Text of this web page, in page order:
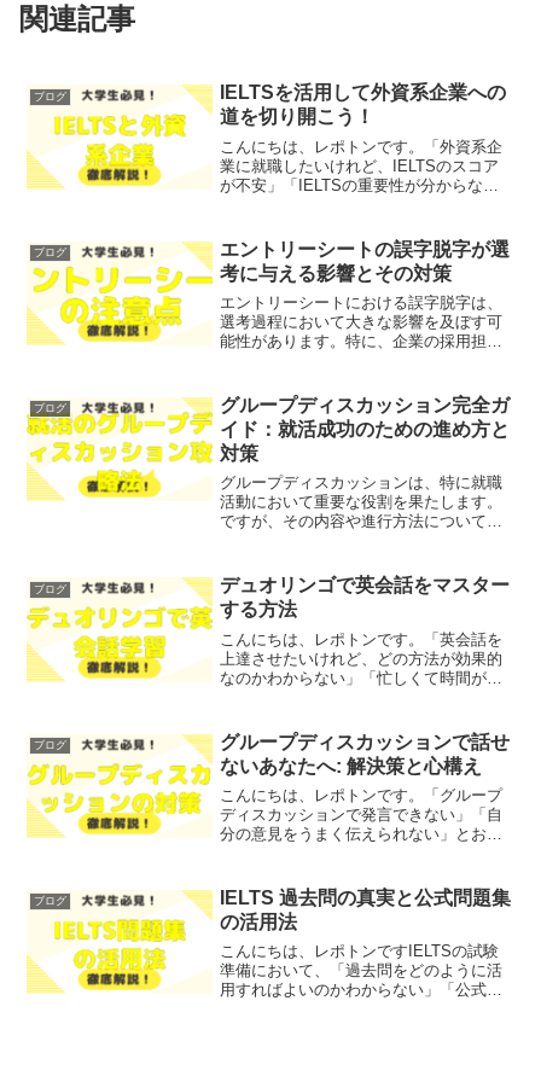
関連記事
ブログ
IELTSを活用して外資系企業への
道を切り開こう！
こんにちは、レポトンです。「外資系企
業に就職したいけれど、IELTSのスコア
が不安」「IELTSの重要性が分からな
ために必要なIELTSの知識を、わかりや
すく解説します...
ブログ
エントリーシートの誤字脱字が選
考に与える影響とその対策
エントリーシートにおける誤字脱字は、
選考過程において大きな影響を及ぼす可
能性があります。特に、企業の採用担当
を評価しますが、誤字脱字があるとその
印象を損なうことになりま...
ブログ
グループディスカッション完全ガ
イド：就活成功のための進め方と
対策
グループディスカッションは、特に就職
活動において重要な役割を果たします。
ですが、その内容や進行方法について
カッションの基本的な理解から、就職活
動における重要性、効果的な...
ブログ
デュオリンゴで英会話をマスター
する方法
こんにちは、レポトンです。「英会話を
上達させたいけれど、どの方法が効果的
なのかわからない」「忙しくて時間がな
ュオリンゴを使って英会話をマスターす
る方法をご紹介します！レ...
ブログ
グループディスカッションで話せ
ないあなたへ: 解決策と心構え
こんにちは、レポトンです。「グループ
ディスカッションで発言できない」「自
分の意見をうまく伝えられない」とお悩
て発言するための心構えや解決策をご紹
介します！レポトンこの記...
ブログ
IELTS 過去問の真実と公式問題集
の活用法
こんにちは、レポトンですIELTSの試験
準備において、「過去問をどのように活
用すればよいのかわからない」「公式問